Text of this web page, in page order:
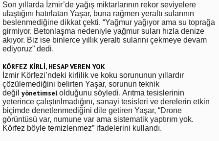
Son yıllarda İzmir’de yağış miktarlarının rekor seviyelere
ulaştığını hatırlatan Yaşar, buna rağmen yeraltı sularının
beslenmediğine dikkat çekti. “Yağmur yağıyor ama su toprağa
girmiyor. Betonlaşma nedeniyle yağmur suları hızla denize
akıyor. Biz ise binlerce yıllık yeraltı sularını çekmeye devam
ediyoruz” dedi.
KÖRFEZ KİRLİ, HESAP VEREN YOK
İzmir Körfezi’ndeki kirlilik ve koku sorununun yıllardır
çözülemediğini belirten Yaşar, sorunun teknik
değil yönetimselolduğunu söyledi. Arıtma tesislerinin
yeterince çalıştırılmadığını, sanayi tesisleri ve derelerin etkin
biçimde denetlenmediğini dile getiren Yaşar, “Drone
görüntüsü var, numune var ama sistematik yaptırım yok.
Körfez böyle temizlenmez” ifadelerini kullandı.